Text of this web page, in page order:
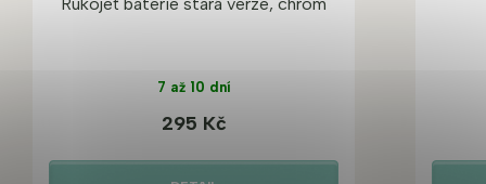
7 až 10 dní
295 Kč